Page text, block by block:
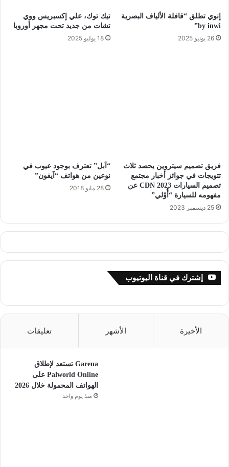
إنوي تطلق “قافلة الألياف البصرية
by inwi”
26 يونيو 2025
تيك توك، علي إكسبريس ووي
تشات من جديد تحت مجهر أوروبا
18 يوليو 2025
فريق تصميم سيتروين يحصد ثلاث
تتويجات في جوائز أخبار مجتمع
تصميم السيارات CDN 2023 عن
مفهومه للسيارة “أُوْلي”
25 ديسمبر 2023
“آبل” تعترف بوجود عيوب في
نوعين من هواتف “آيفون”
28 مايو 2018
إشترك في قناة اليوتيوب
الأخيرة الأشهر تعليقات
Garena تستعد لإطلاق
Palworld Online على
الهواتف المحمولة خلال 2026
منذ يوم واحد